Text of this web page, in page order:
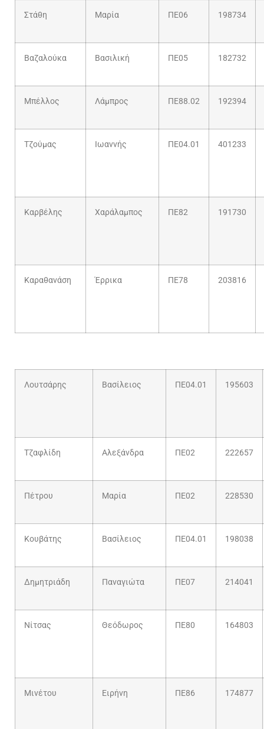
Στάθη Μαρία ΠΕ06 198734
Βαζαλούκα Βασιλική ΠΕ05 182732
Μπέλλος Λάμπρος ΠΕ88.02 192394
Τζούμας Ιωαννής ΠΕ04.01 401233
Καρβέλης Χαράλαμπος ΠΕ82 191730
Καραθανάση Έρρικα ΠΕ78 203816
Λουτσάρης Βασίλειος ΠΕ04.01 195603
Τζαφλίδη Αλεξάνδρα ΠΕ02 222657
Πέτρου Μαρία ΠΕ02 228530
Κουβάτης Βασίλειος ΠΕ04.01 198038
Δημητριάδη Παναγιώτα ΠΕ07 214041
Νίτσας Θεόδωρος ΠΕ80 164803
Μινέτου Ειρήνη ΠΕ86 174877